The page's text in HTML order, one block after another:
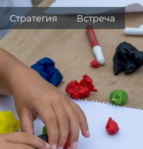
Стратегия Встреча